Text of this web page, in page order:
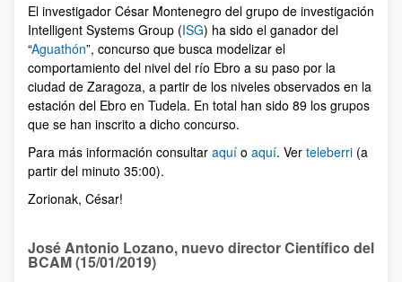
El investigador César Montenegro del grupo de investigación
Intelligent Systems Group (ISG) ha sido el ganador del
“Aguathón”, concurso que busca modelizar el
comportamiento del nivel del río Ebro a su paso por la
ciudad de Zaragoza, a partir de los niveles observados en la
estación del Ebro en Tudela. En total han sido 89 los grupos
que se han inscrito a dicho concurso.
Para más información consultar aquí o aquí. Ver teleberri (a
partir del minuto 35:00).
Zorionak, César!
José Antonio Lozano, nuevo director Científico del
BCAM (15/01/2019)